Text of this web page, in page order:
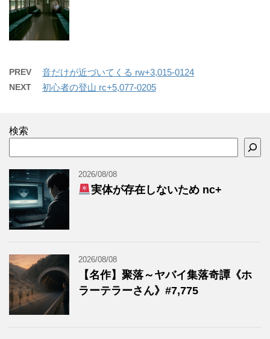
PREV 音だけが近づいてくる rw+3,015-0124
NEXT 初心者の登山 rc+5,077-0205
検索
2026/08/08
実体が存在しないため nc+
2026/08/08
【名作】聚落～ヤバイ集落奇譚《ホ
ラーテラーさん》#7,775